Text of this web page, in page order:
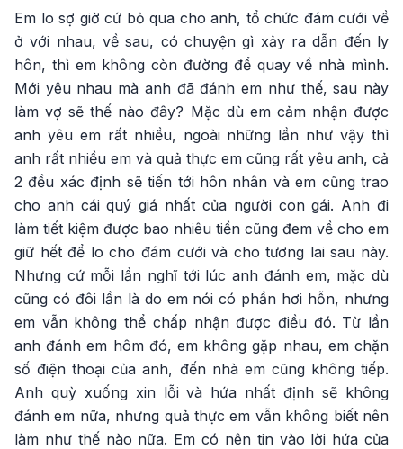
Em lo sợ giờ cứ bỏ qua cho anh, tổ chức đám cưới về
ở với nhau, về sau, có chuyện gì xảy ra dẫn đến ly
hôn, thì em không còn đường để quay về nhà mình.
Mới yêu nhau mà anh đã đánh em như thế, sau này
làm vợ sẽ thế nào đây? Mặc dù em cảm nhận được
anh yêu em rất nhiều, ngoài những lần như vậy thì
anh rất nhiều em và quả thực em cũng rất yêu anh, cả
2 đều xác định sẽ tiến tới hôn nhân và em cũng trao
cho anh cái quý giá nhất của người con gái. Anh đi
làm tiết kiệm được bao nhiêu tiền cũng đem về cho em
giữ hết để lo cho đám cưới và cho tương lai sau này.
Nhưng cứ mỗi lần nghĩ tới lúc anh đánh em, mặc dù
cũng có đôi lần là do em nói có phần hơi hỗn, nhưng
em vẫn không thể chấp nhận được điều đó. Từ lần
anh đánh em hôm đó, em không gặp nhau, em chặn
số điện thoại của anh, đến nhà em cũng không tiếp.
Anh quỳ xuống xin lỗi và hứa nhất định sẽ không
đánh em nữa, nhưng quả thực em vẫn không biết nên
làm như thế nào nữa. Em có nên tin vào lời hứa của